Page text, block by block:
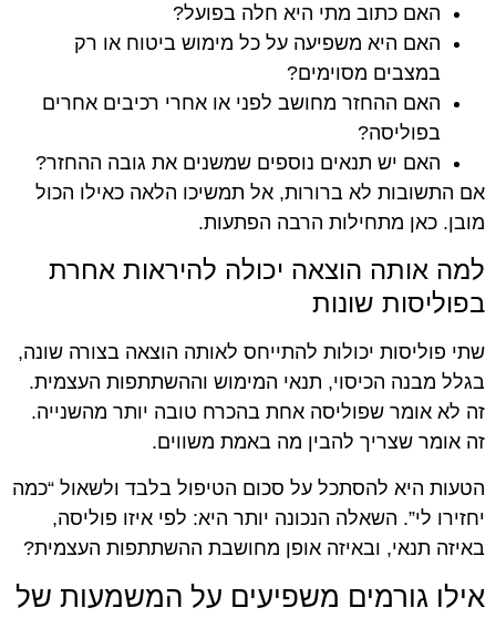
האם כתוב מתי היא חלה בפועל?
האם היא משפיעה על כל מימוש ביטוח או רק
במצבים מסוימים?
האם ההחזר מחושב לפני או אחרי רכיבים אחרים
בפוליסה?
האם יש תנאים נוספים שמשנים את גובה ההחזר?
אם התשובות לא ברורות, אל תמשיכו הלאה כאילו הכול
מובן. כאן מתחילות הרבה הפתעות.
למה אותה הוצאה יכולה להיראות אחרת
בפוליסות שונות
שתי פוליסות יכולות להתייחס לאותה הוצאה בצורה שונה,
בגלל מבנה הכיסוי, תנאי המימוש וההשתתפות העצמית.
זה לא אומר שפוליסה אחת בהכרח טובה יותר מהשנייה.
זה אומר שצריך להבין מה באמת משווים.
הטעות היא להסתכל על סכום הטיפול בלבד ולשאול “כמה
יחזירו לי”. השאלה הנכונה יותר היא: לפי איזו פוליסה,
באיזה תנאי, ובאיזה אופן מחושבת ההשתתפות העצמית?
אילו גורמים משפיעים על המשמעות של